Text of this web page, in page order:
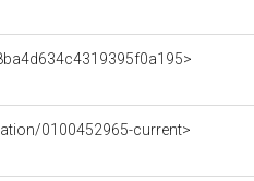
0100452965-current>